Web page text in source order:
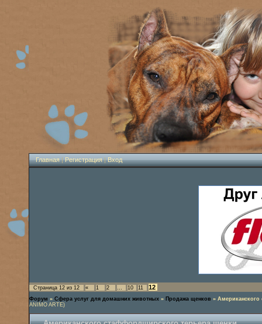
Главная|Регистрация|Вход
Страница 12 из 12 « 1 2 … 10 11 12
Форум » Сфера услуг для домашних животных » Продажа щенков »
ANIMO ARTE)